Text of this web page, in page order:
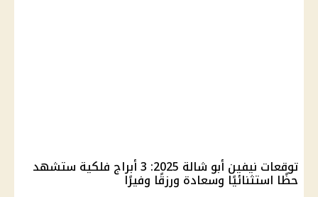
توقعات نيفين أبو شالة 2025: 3 أبراج فلكية ستشهد
حظًا استثنائيًا وسعادة ورزقًا وفيرًا